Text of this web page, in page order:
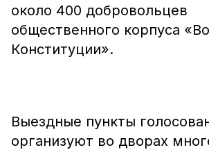
около 400 добровольцев
общественного корпуса
Конституции».
Выездные пункты
организуют во дворах